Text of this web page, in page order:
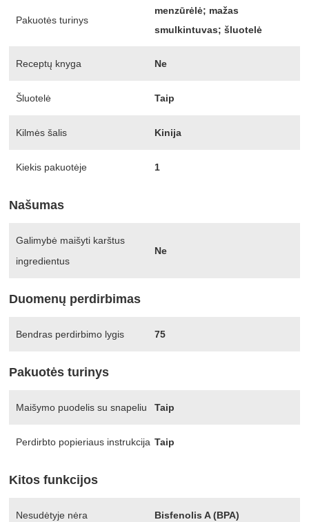
Pakuotės turinys
menzūrėlė; mažas
smulkintuvas; šluotelė
Receptų knyga Ne
Šluotelė Taip
Kilmės šalis Kinija
Kiekis pakuotėje 1
Našumas
Galimybė maišyti karštus
ingredientus
Ne
Duomenų perdirbimas
Bendras perdirbimo lygis 75
Pakuotės turinys
Maišymo puodelis su snapeliu Taip
Perdirbto popieriaus instrukcija Taip
Kitos funkcijos
Nesudėtyje nėra Bisfenolis A (BPA)